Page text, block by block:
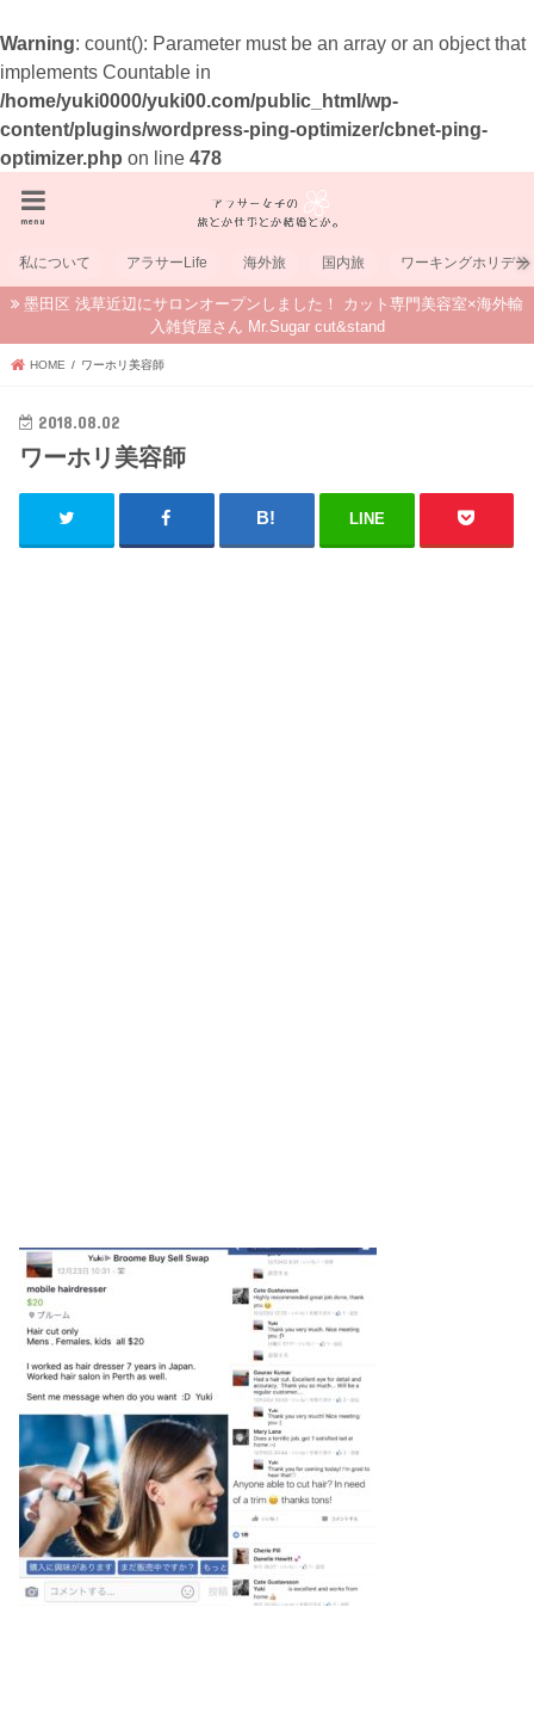
Warning: count(): Parameter must be an array or an object that
implements Countable in
/home/yuki0000/yuki00.com/public_html/wp-
content/plugins/wordpress-ping-optimizer/cbnet-ping-
optimizer.php on line 478
menu
私について アラサーLife 海外旅 国内旅 ワーキングホリデー
墨田区 浅草近辺にサロンオープンしました！ カット専門美容室×海外輸
入雑貨屋さん Mr.Sugar cut&stand
HOME ワーホリ美容師
2018.08.02
ワーホリ美容師
LINE